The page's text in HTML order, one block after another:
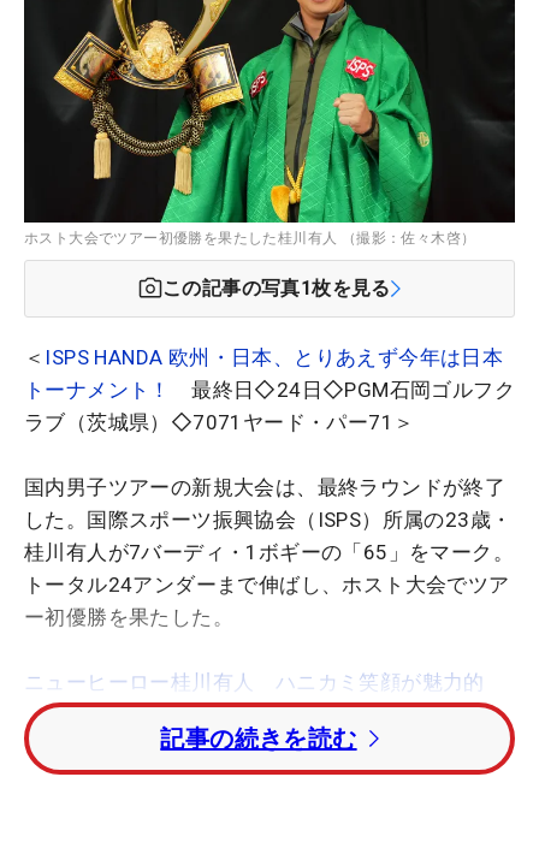
ホスト大会でツアー初優勝を果たした桂川有人 （撮影：佐々木啓）
この記事の写真1枚を見る
＜ ISPS HANDA 欧州・日本、とりあえず今年は日本
トーナメント！
最終日◇24日◇PGM石岡ゴルフク
ラブ（茨城県）◇7071ヤード・パー71＞
国内男子ツアーの新規大会は、最終ラウンドが終了
した。国際スポーツ振興協会（ISPS）所属の23歳・
桂川有人が7バーディ・1ボギーの「65」をマーク。
トータル24アンダーまで伸ばし、ホスト大会でツア
ー初優勝を果たした。
ニューヒーロー桂川有人 ハニカミ笑顔が魅力的
【写真】
トータル23アンダー・2位に星野陸也。トータル22
記事の続きを読む